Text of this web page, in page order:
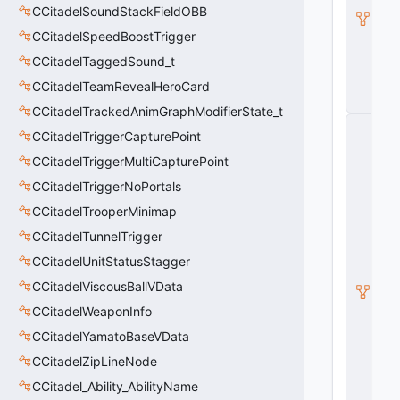
CCitadelSoundStackFieldOBB
CCitadelSpeedBoostTrigger
CCitadelTaggedSound_t
CCitadelTeamRevealHeroCard
CCitadelTrackedAnimGraphModifierState_t
CCitadelTriggerCapturePoint
CCitadelTriggerMultiCapturePoint
CCitadelTriggerNoPortals
CCitadelTrooperMinimap
CCitadelTunnelTrigger
CCitadelUnitStatusStagger
CCitadelViscousBallVData
CCitadelWeaponInfo
CCitadelYamatoBaseVData
CCitadelZipLineNode
CCitadel_Ability_AbilityName